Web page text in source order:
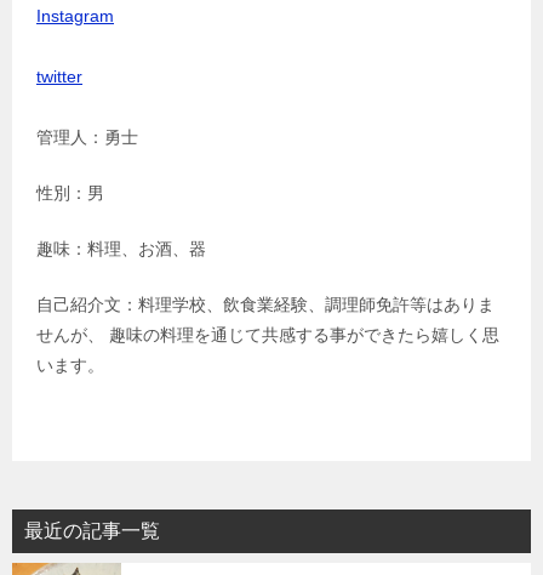
Instagram
twitter
管理人：勇士
性別：男
趣味：料理、お酒、器
自己紹介文：料理学校、飲食業経験、調理師免許等はありま
せんが、 趣味の料理を通じて共感する事ができたら嬉しく思
います。
最近の記事一覧